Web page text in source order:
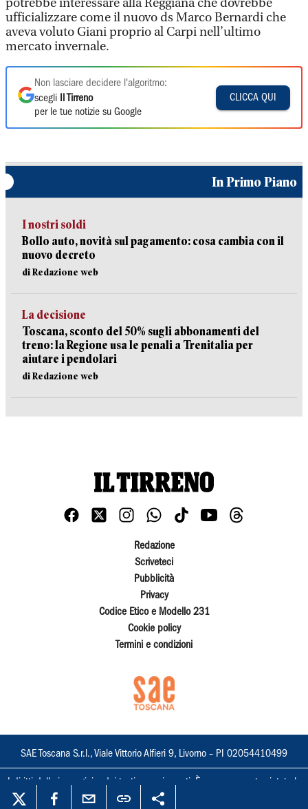
potrebbe interessare alla Reggiana che dovrebbe
ufficializzare come il nuovo ds Marco Bernardi che
aveva voluto Giani proprio al Carpi nell’ultimo
mercato invernale.
Non lasciare decidere l'algoritmo:
scegli
Il Tirreno
per le tue notizie su Google
CLICCA QUI
In Primo Piano
I nostri soldi
Bollo auto, novità sul pagamento: cosa cambia con il
nuovo decreto
di Redazione web
La decisione
Toscana, sconto del 50% sugli abbonamenti del
treno: la Regione usa le penali a Trenitalia per
aiutare i pendolari
di Redazione web
Redazione
Scriveteci
Pubblicità
Privacy
Codice Etico e Modello 231
Cookie policy
Termini e condizioni
SAE Toscana S.r.l., Viale Vittorio Alfieri 9, Livorno – PI 02054410499
I diritti delle immagini e dei testi sono riservati. È espressamente vietata la
loro riproduzione con qualsiasi mezzo e l'adattamento totale o parziale.